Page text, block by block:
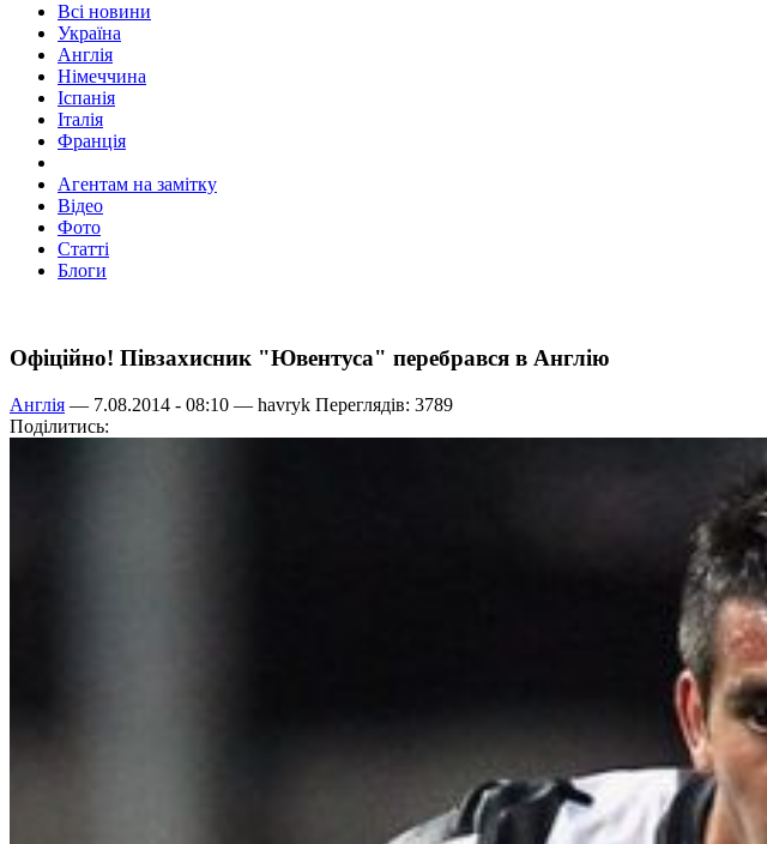
Всі новини
Україна
Англія
Німеччина
Іспанія
Італія
Франція
Агентам на замітку
Відео
Фото
Статті
Блоги
Офіційно! Півзахисник "Ювентуса" перебрався в Англію
Англія — 7.08.2014 - 08:10 — havryk Переглядів: 3789
Поділитись: